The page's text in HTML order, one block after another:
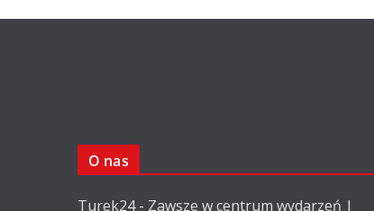
O nas
Turek24 - Zawsze w centrum wydarzeń |